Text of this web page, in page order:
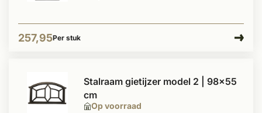
257,95Per stuk
Op voorraad
Stalraam gietijzer model 2 | 98x55
cm